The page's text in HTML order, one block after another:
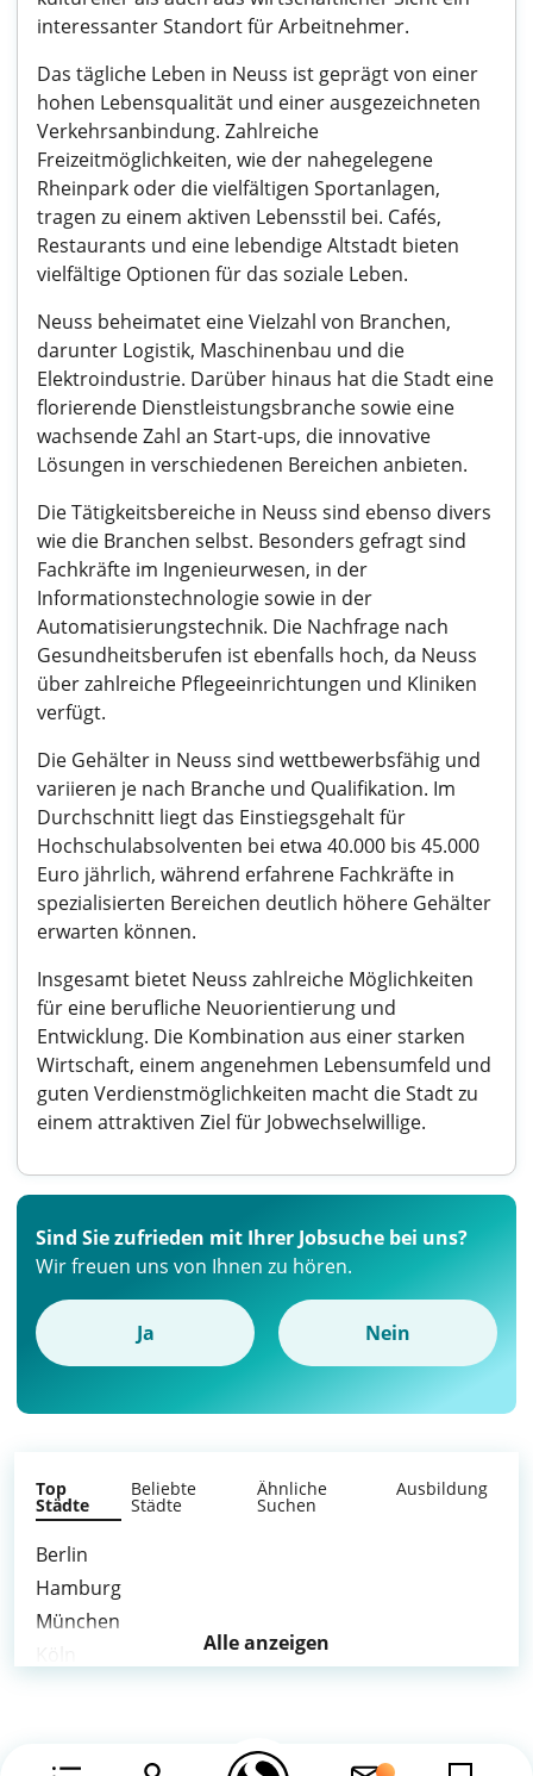
interessanter Standort für Arbeitnehmer.
Das tägliche Leben in Neuss ist geprägt von einer
hohen Lebensqualität und einer ausgezeichneten
Verkehrsanbindung. Zahlreiche
Freizeitmöglichkeiten, wie der nahegelegene
Rheinpark oder die vielfältigen Sportanlagen,
tragen zu einem aktiven Lebensstil bei. Cafés,
Restaurants und eine lebendige Altstadt bieten
vielfältige Optionen für das soziale Leben.
Neuss beheimatet eine Vielzahl von Branchen,
darunter Logistik, Maschinenbau und die
Elektroindustrie. Darüber hinaus hat die Stadt eine
florierende Dienstleistungsbranche sowie eine
wachsende Zahl an Start-ups, die innovative
Lösungen in verschiedenen Bereichen anbieten.
Die Tätigkeitsbereiche in Neuss sind ebenso divers
wie die Branchen selbst. Besonders gefragt sind
Fachkräfte im Ingenieurwesen, in der
Informationstechnologie sowie in der
Automatisierungstechnik. Die Nachfrage nach
Gesundheitsberufen ist ebenfalls hoch, da Neuss
über zahlreiche Pflegeeinrichtungen und Kliniken
verfügt.
Die Gehälter in Neuss sind wettbewerbsfähig und
variieren je nach Branche und Qualifikation. Im
Durchschnitt liegt das Einstiegsgehalt für
Hochschulabsolventen bei etwa 40.000 bis 45.000
Euro jährlich, während erfahrene Fachkräfte in
spezialisierten Bereichen deutlich höhere Gehälter
erwarten können.
Insgesamt bietet Neuss zahlreiche Möglichkeiten
für eine berufliche Neuorientierung und
Entwicklung. Die Kombination aus einer starken
Wirtschaft, einem angenehmen Lebensumfeld und
guten Verdienstmöglichkeiten macht die Stadt zu
einem attraktiven Ziel für Jobwechselwillige.
Sind Sie zufrieden mit Ihrer Jobsuche bei uns?
Wir freuen uns von Ihnen zu hören.
Ja Nein
Top
Städte
Beliebte
Städte
Ähnliche
Suchen
Ausbildung
Berlin
Hamburg
München
Alle anzeigen